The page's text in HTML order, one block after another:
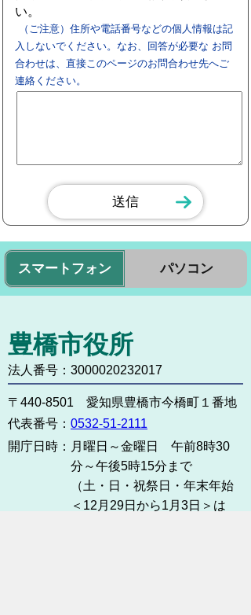
い。
（ご注意）住所や電話番号などの個人情報は記
入しないでください。なお、回答が必要な お問
合わせは、直接このページのお問合わせ先へご
連絡ください。
スマートフォン パソコン
豊橋市役所
法人番号：3000020232017
〒440-8501 愛知県豊橋市今橋町１番地
代表番号： 0532-51-2111
開庁日時： 月曜日～金曜日 午前8時30
分～午後5時15分まで
（土・日・祝祭日・年末年始
＜12月29日から1月3日＞は